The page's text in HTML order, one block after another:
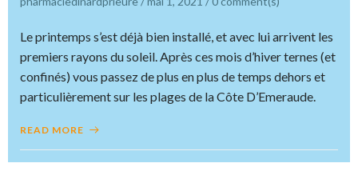
Le printemps s’est déjà bien installé, et avec lui arrivent les
premiers rayons du soleil. Après ces mois d’hiver ternes (et
confinés) vous passez de plus en plus de temps dehors et
particulièrement sur les plages de la Côte D’Emeraude.
READ MORE